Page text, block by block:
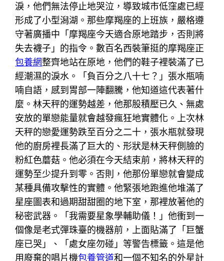
淚，他們無法停止地哭泣，導致城市低窪處已經
形成了小型潟湖。那些摩羯座的上班族，嚴格遵
守著廣播中「摩羯座今天適合原地踏步，否則將
失去襪子」的指令。數百名西裝筆挺的摩羯座正
包養網整齊地站在原地，他們的鞋子裡裝滿了已
經潮濕的淚水。「負百分之八十七？」張水瓶喃
喃自語，感到胃部一陣翻騰，他知道這代表著什
麼。林天秤的運勢越差，他那股積壓已久、無處
安放的單戀能量就會越發瘋狂地實體化。上次林
天秤的戀愛運勢跌至百分之二十，張水瓶就發現
他的廚房裡長滿了巨大的、形狀是林天秤側臉的
粉紅色蘑菇。他必須在今天結束前，將林天秤的
運勢至少提升到零。否則，他那份單戀就會變成
某種具備攻擊性的實體。他緊張地跑進他堆滿了
星座圖表和過期甜甜圈的地下室，那裡放著他的
秘密武器。「我需要星象學輔助儀！」他衝到一
個像是老式彈珠臺的機器前，上面貼滿了「巨蟹
座已哭」、「處女座勿碰」等警告標籤。這是他
用廢棄的唱片機包養管道和一個不知名的外星計